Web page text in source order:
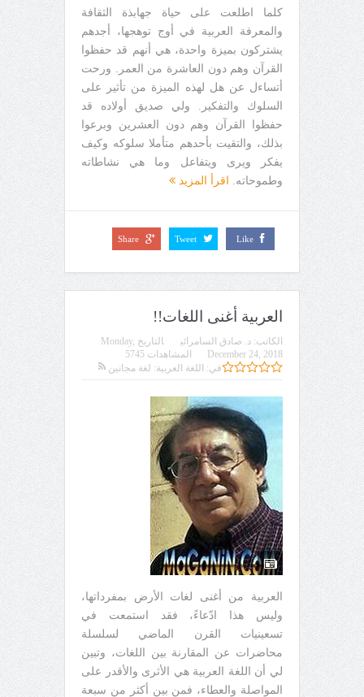
كلما اطلعت على حياة جهابذة الثقافة
والمعرفة العربية في أوج توهجها، أجدهم
يشتركون بميزة واحدة، هي أنهم قد حفظوا
القرآن وهم دون العاشرة من العمر. ورحت
أتساءل عن هل لهذه الميزة من تأثير على
السلوك والتفكير. ولي صديق أولاده قد
حفظوا القرآن وهم دون العشرين وبرعوا
بذلك، والتقيت بأحدهم متأملا سلوكه وكيف
يفكر ويرى ويتفاعل وما هي نشاطاته
وطموحاته.
اقرأ المزيد
Like
Tweet
Share
العربية أغنى اللغات!!
الكاتب: د. صادق السامرائي التاريخ Monday,
December 24, 2018
في: اللغة العربية: لغة مجانين
المشاهدات 5745
العربية من أغنى لغات الأرض بمفرداتها،
وليس هذا ادّعاءً، فقد استمعت في
تسعينيات القرن الماضي لسلسلة
محاضرات عن المقارنة بين اللغات، وتبين
لي أن اللغة العربية هي الأثرى والأقدر على
المواصلة والعطاء، فمن بين أكثر من سبعة